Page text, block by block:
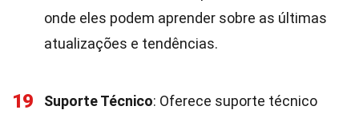
onde eles podem aprender sobre as últimas
atualizações e tendências.
19 Suporte Técnico: Oferece suporte técnico